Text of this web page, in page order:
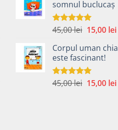
fost:
59,00 lei.
somnul buclucaș
Evaluat la
45,00lei Prețul
a
fost:
45,00 lei.
15,00 lei
Corpul uman
este fascinant!
Evaluat la
45,00lei Prețul
15,00 lei